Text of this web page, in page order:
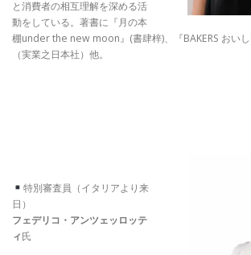
と消費者の相互理解を深める活
動をしている。著書に『月の本
棚under the new moon』(書肆梓)、『BAKERS おいし
（実業之日本社）他。
特別審査員（イタリアより来
日）
フェデリコ・アンツェッロッテ
ィ氏